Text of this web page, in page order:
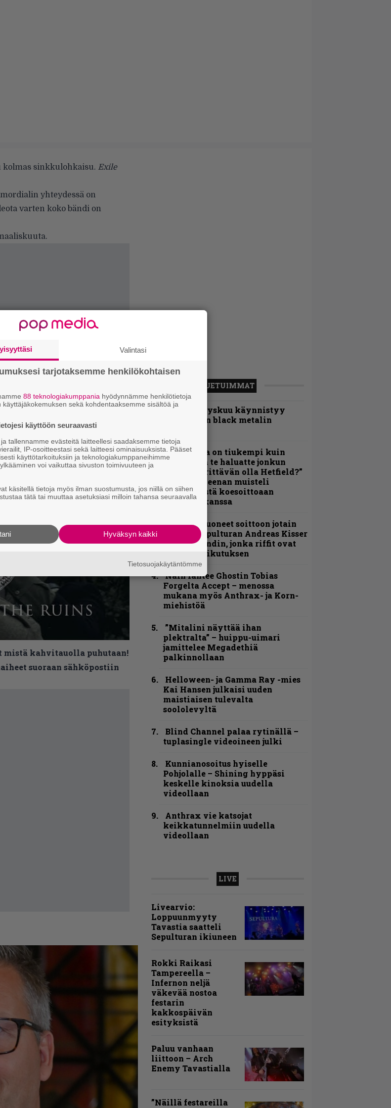
sinkkulohkaisu. Exile
yhteydessä on
varten koko bändi on
kahvitauolla puhutaan!
suoraan sähköpostiin
LUETUIMMAT
Espoon syyskuu käynnistyy
kotimaisen black metalin
”Metallica on tiukempi kuin
koskaan ja te haluatte jonkun
nulikan yrittävän olla Hetfield?”
– Pepper Keenan muisteli
ensimmäistä koesoittoaan
hevijätin kanssa
”He ovat tuoneet soittoon jotain
uutta” – Sepulturan Andreas Kisser
nimeää bändin, jonka riffit ovat
tehneet vaikutuksen
Näin lähtee Ghostin Tobias
Forgelta Accept – menossa
mukana myös Anthrax- ja Korn-
miehistöä
”Mitalini näyttää ihan
plektralta” – huippu-uimari
jamittelee Megadethiä
palkinnollaan
Helloween- ja Gamma Ray -mies
Kai Hansen julkaisi uuden
maistiaisen tulevalta
soololevyltä
Blind Channel palaa rytinällä –
tuplasingle videoineen julki
Kunnianosoitus hyiselle
Pohjolalle – Shining hyppäsi
keskelle kinoksia uudella
videollaan
Anthrax vie katsojat
keikkatunnelmiin uudella
videollaan
LIVE
Livearvio:
Loppuunmyyty
Tavastia saatteli
Sepulturan ikiuneen
Rokki Raikasi
Tampereella –
Infernon neljä
väkevää nostoa
festarin
kakkospäivän
esityksistä
Paluu vanhaan
liittoon – Arch
Enemy Tavastialla
”Näillä festareilla
Valintasi
tarjotaksemme henkilökohtaisen
88 teknologiakumppania hyödynnämme henkilötietoja
sekä kohdentaaksemme sisältöä ja
käyttöön seuraavasti
tallennamme evästeitä laitteellesi saadaksemme tietoja
IP-osoitteestasi sekä laitteesi ominaisuuksista. Pääset
käyttötarkoituksiin ja teknologiakumppaneihimme
voi vaikuttaa sivuston toimivuuteen ja
käsitellä tietoja myös ilman suostumusta, jos niillä on siihen
tätä tai muuttaa asetuksiasi milloin tahansa seuraavalla
Hyväksyn kaikki
Tietosuojakäytäntömme